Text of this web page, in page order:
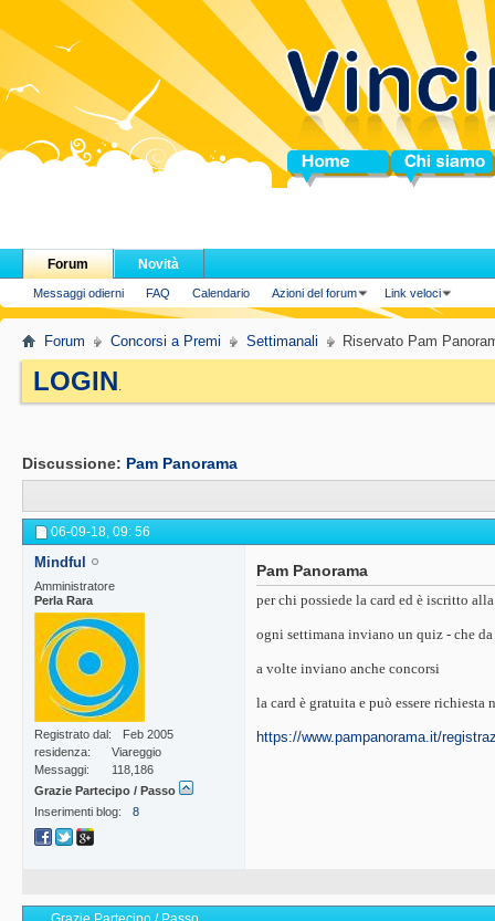
Home Chi siamo
Forum
Messaggi odierni FAQ Calendario Azioni del forum Link veloci
Novità
Forum Concorsi a Premi Settimanali Riservato Pam
LOGIN.
Discussione: Pam Panorama
06-09-18, 09: 56
Mindful
Amministratore
Perla Rara
Registrato dal
Feb 2005
residenza
Viareggio
Messaggi
118,186
Grazie Partecipo / Passo
Inserimenti blog
8
Pam Panorama
per chi possiede la card ed è iscritto
ogni settimana inviano un quiz - che
a volte inviano anche concorsi
la card è gratuita e può essere
https://www.pampanorama.it/